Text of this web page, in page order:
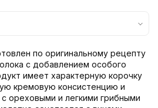
по оригинальному рецепту
с добавлением особого
имеет характерную корочку
кремовую консистенцию и
ореховыми и легкими грибными